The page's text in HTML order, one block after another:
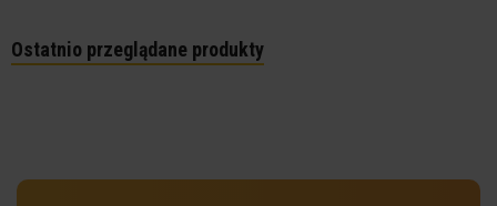
Ostatnio przeglądane produkty